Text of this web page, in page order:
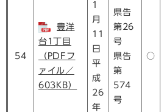
54
豊洋
台1丁目
（PDFフ
ァイル／
603KB）
1
月
11
日
平
成
26
年
県告
第26
号
県告
第
574
号
○